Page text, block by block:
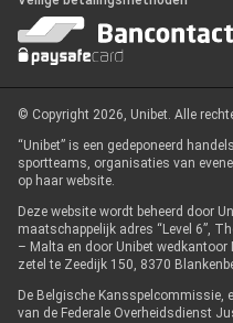
© Copyright 2026, Unibet. Alle
“Unibet” is een gedeponeerd
sportteams, organisaties van
op haar website.
Deze website wordt beheerd door
maatschappelijk adres “Level 6”,
– Malta en door Unibet wedkantoor
zetel te Zeedijk 150, 8370
De Belgische Kansspelcommissie,
van de Federale Overheidsdienst